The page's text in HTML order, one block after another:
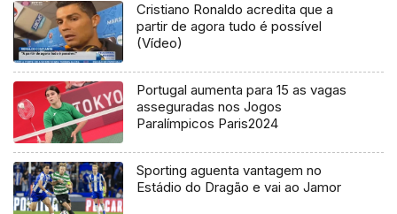
Cristiano Ronaldo acredita que a
partir de agora tudo é possível
(Vídeo)
Portugal aumenta para 15 as vagas
asseguradas nos Jogos
Paralímpicos Paris2024
Sporting aguenta vantagem no
Estádio do Dragão e vai ao Jamor